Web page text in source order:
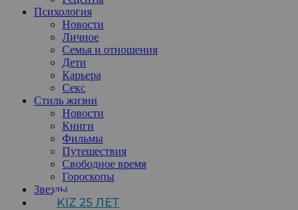
Психология
Новости
Личное
Семья и отношения
Дети
Карьера
Секс
Стиль жизни
Новости
Книги
Фильмы
Путешествия
Свободное время
Гороскопы
Звезды
KIZ 25 ЛЕТ